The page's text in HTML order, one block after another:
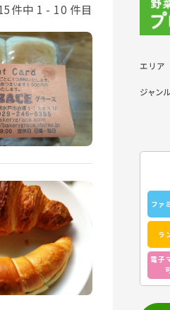
件中 1 - 10 件目
エリア
ジャンル
ファ
ラ
電子